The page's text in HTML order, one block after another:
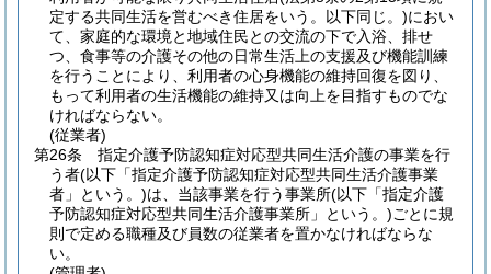
定する共同生活を営むべき住居をいう。以下同じ。)におい
て、家庭的な環境と地域住民との交流の下で入浴、排せ
つ、食事等の介護その他の日常生活上の支援及び機能訓練
を行うことにより、利用者の心身機能の維持回復を図り、
もって利用者の生活機能の維持又は向上を目指すものでな
ければならない。
(従業者)
第26条
指定介護予防認知症対応型共同生活介護の事業を行
う者(以下「指定介護予防認知症対応型共同生活介護事業
者」という。)は、当該事業を行う事業所(以下「指定介護
予防認知症対応型共同生活介護事業所」という。)ごとに規
則で定める職種及び員数の従業者を置かなければならな
い。